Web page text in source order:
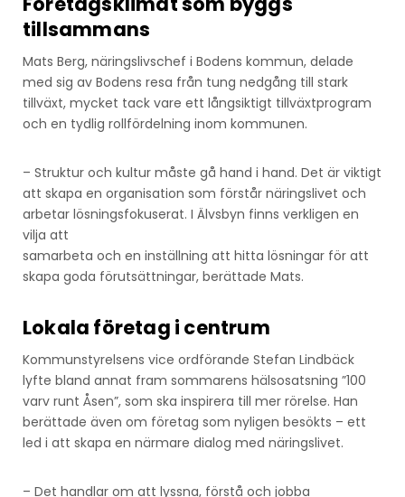
tillsammans
Mats Berg, näringslivschef i Bodens kommun, delade
med sig av Bodens resa från tung nedgång till stark
tillväxt, mycket tack vare ett långsiktigt tillväxtprogram
och en tydlig rollfördelning inom kommunen.
– Struktur och kultur måste gå hand i hand. Det är viktigt
att skapa en organisation som förstår näringslivet och
arbetar lösningsfokuserat. I Älvsbyn finns verkligen en
vilja att
samarbeta och en inställning att hitta lösningar för att
skapa goda förutsättningar, berättade Mats.
Lokala företag i centrum
Kommunstyrelsens vice ordförande Stefan Lindbäck
lyfte bland annat fram sommarens hälsosatsning ”100
varv runt Åsen”, som ska inspirera till mer rörelse. Han
berättade även om företag som nyligen besökts – ett
led i att skapa en närmare dialog med näringslivet.
– Det handlar om att lyssna, förstå och jobba